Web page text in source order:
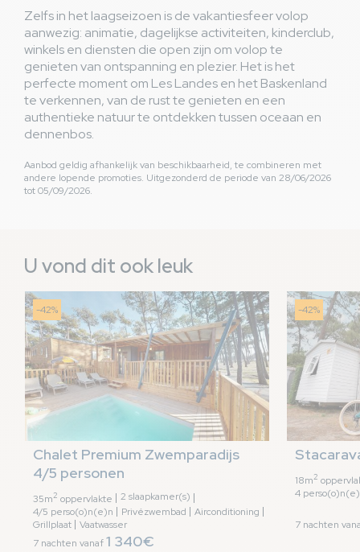
Zelfs in het laagseizoen is de vakantiesfeer volop
aanwezig: animatie, dagelijkse activiteiten, kinderclub,
winkels en diensten die open zijn om volop te
genieten van ontspanning en plezier. Het is het
perfecte moment om Les Landes en het Baskenland
te verkennen, van de rust te genieten en een
authentieke natuur te ontdekken tussen oceaan en
dennenbos.
Aanbod geldig afhankelijk van beschikbaarheid, te combineren met
andere lopende promoties. Uitgezonderd de periode van 28/06/2026
tot 05/09/2026.
U vond dit ook leuk
-42%
Chalet Premium Zwemparadijs
4/5 personen
35m2 oppervlakte
2 slaapkamer(s)
4/5 perso(o)n(e)n
Privézwembad
Airconditioning
Grillplaat
Vaatwasser
7 nachten vanaf1 340€
-42%
18m2
4
7 nachten